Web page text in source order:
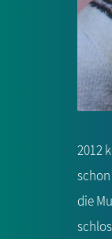
2012
die